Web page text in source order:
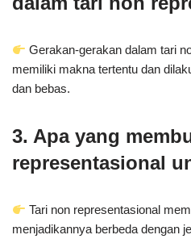
Gerakan-gerakan dalam tari
memiliki makna tertentu dan
dan bebas.
3. Apa yang
representasional
Tari non representasional
menjadikannya berbeda dengan